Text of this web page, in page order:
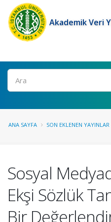
Akademik Veri
Ara
ANA SAYFA SON EKLENEN YAYINLAR
Sosyal
Ekşi Sözlük
Bir